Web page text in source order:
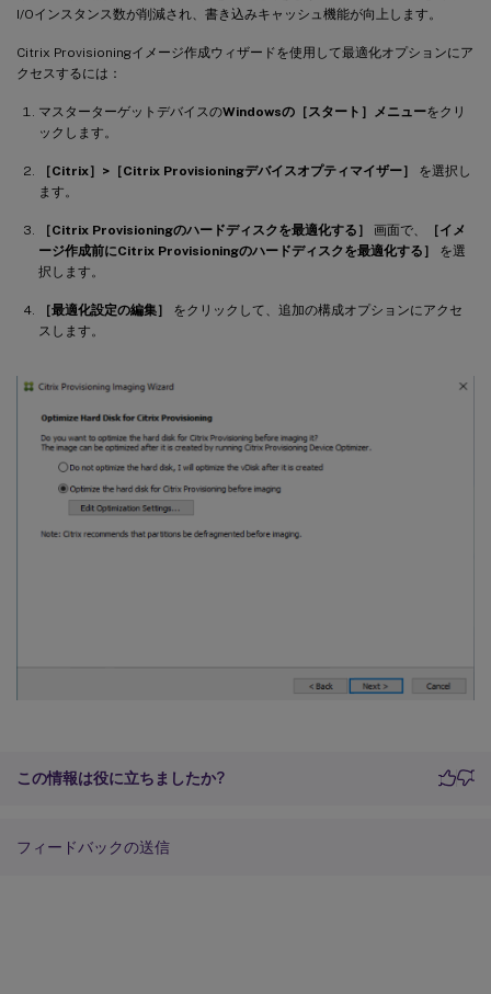
I/Oインスタンス数が削減され、書き込みキャッシュ機能が向上します。
Citrix Provisioningイメージ作成ウィザードを使用して最適化オプションにア
クセスするには：
マスターターゲットデバイスのWindowsの［スタート］メニューをクリ
ックします。
［Citrix］>［Citrix Provisioningデバイスオプティマイザー］
を選択し
ます。
［Citrix Provisioningのハードディスクを最適化する］ 画面で、
［イメ
ージ作成前にCitrix Provisioningのハードディスクを最適化する］
を選
択します。
［最適化設定の編集］
をクリックして、追加の構成オプションにアクセ
スします。
この情報は役に立ちましたか?
フィードバックの送信